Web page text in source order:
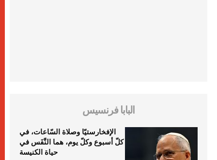
البابا فرنسيس
الإفخارستيّا وصلاة السّاعات، في
كلّ أسبوع وكلّ يوم، هما النَّفَس في
حياة الكنيسة